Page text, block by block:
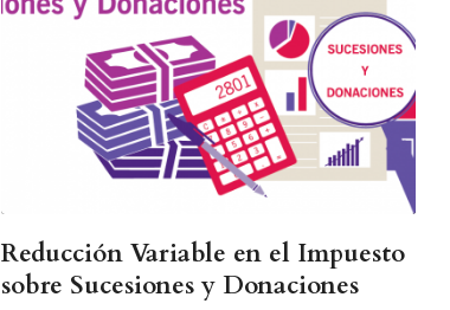
Reducción Variable en el Impuesto
sobre Sucesiones y Donaciones